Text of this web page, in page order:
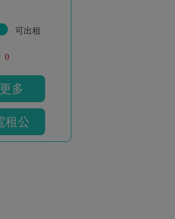
可出租
0
多
租公